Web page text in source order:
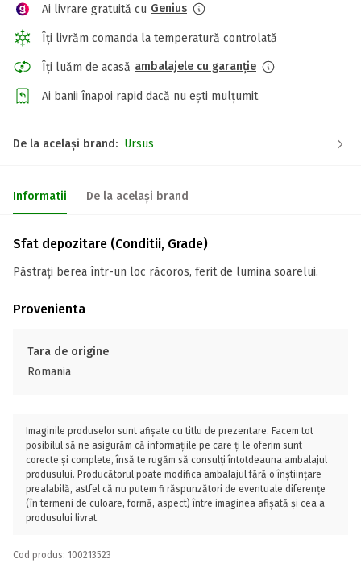
Ai livrare gratuită cu Genius
Îți livrăm comanda la temperatură controlată
Îți luăm de acasă ambalajele cu garanție
Ai banii înapoi rapid dacă nu ești mulțumit
De la același brand: Ursus
Informatii De la același brand
Sfat depozitare (Conditii, Grade)
Păstrați berea într-un loc răcoros, ferit de lumina soarelui.
Provenienta
Tara de origine
Romania
Imaginile produselor sunt afișate cu titlu de prezentare. Facem tot
posibilul să ne asigurăm că informațiile pe care ți le oferim sunt
corecte și complete, însă te rugăm să consulți întotdeauna ambalajul
produsului. Producătorul poate modifica ambalajul fără o înștiințare
prealabilă, astfel că nu putem fi răspunzători de eventuale diferențe
(în termeni de culoare, formă, aspect) între imaginea afișată și cea a
produsului livrat.
Cod produs: 100213523